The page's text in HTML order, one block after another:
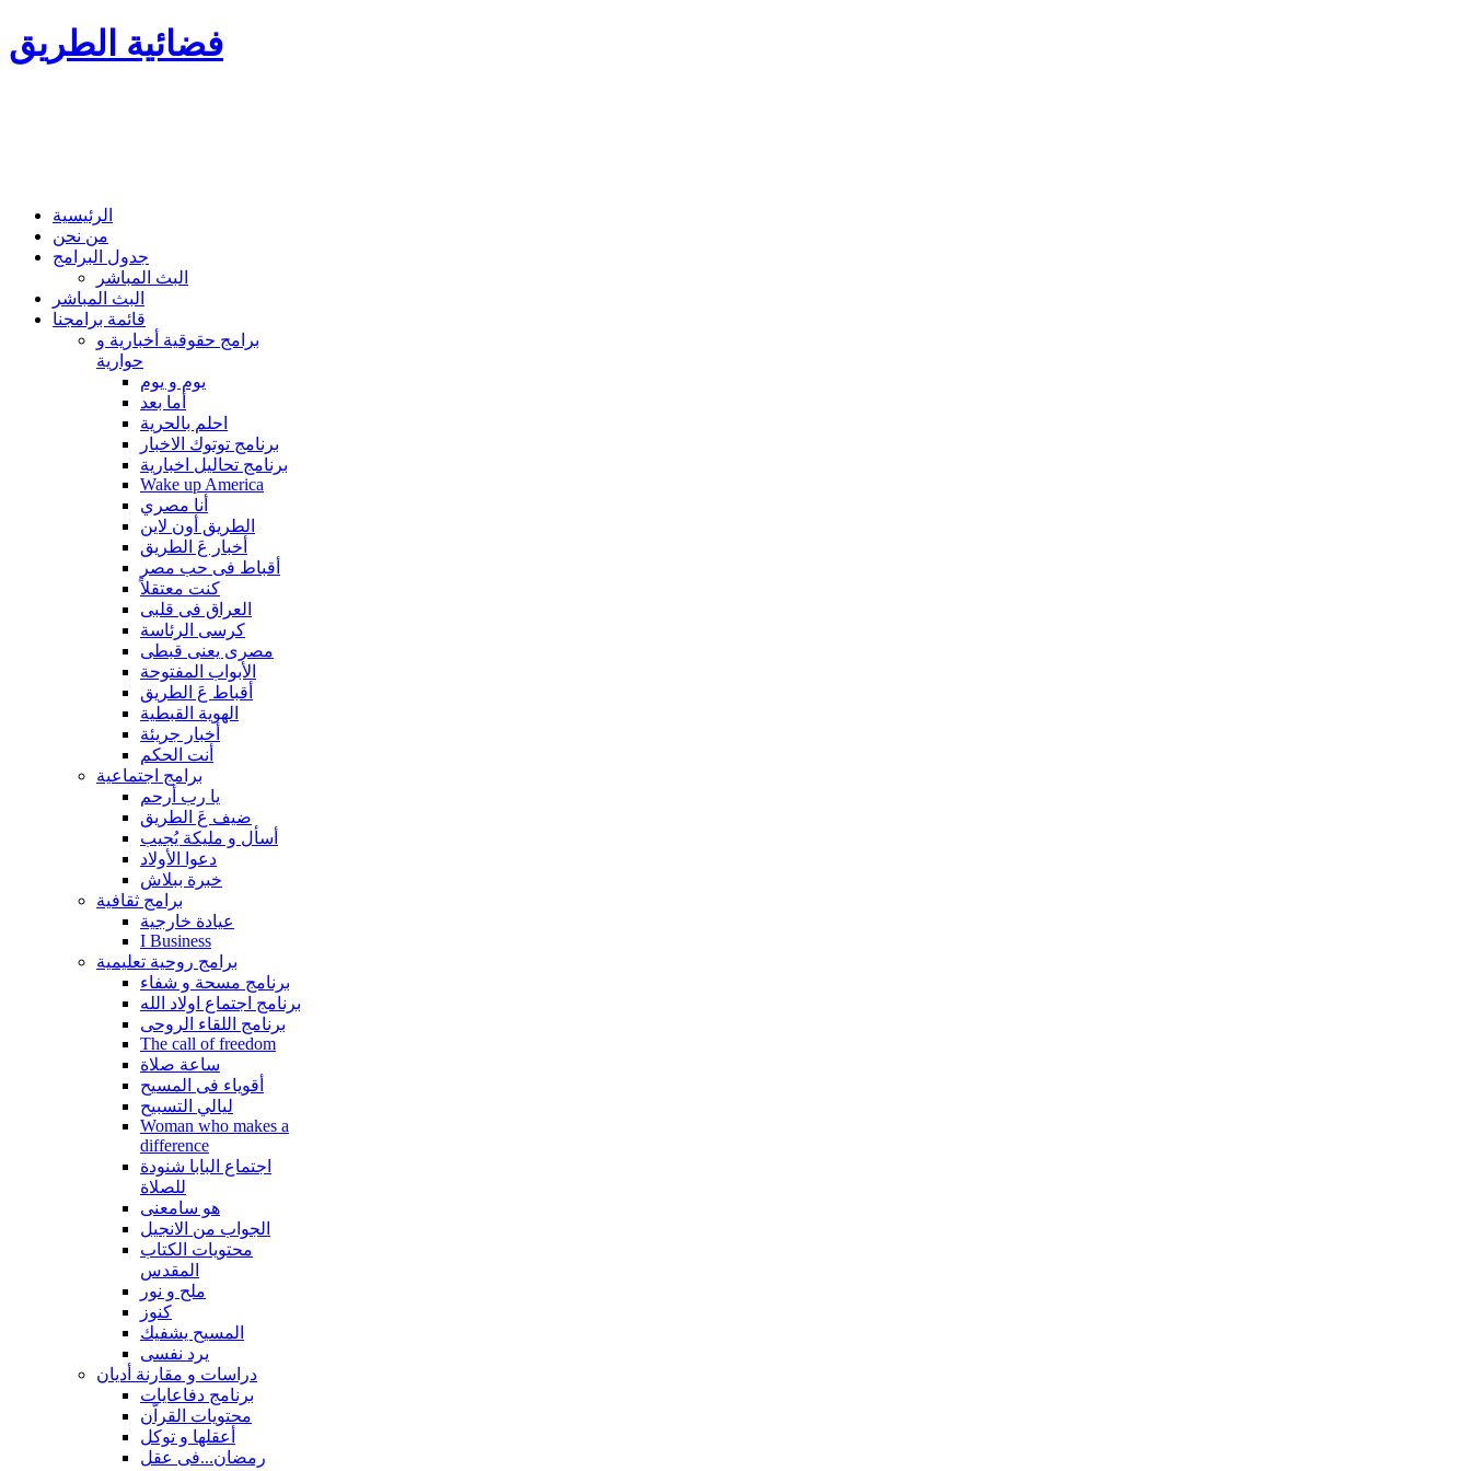
فضائية الطريق
الرئيسية
من نحن
جدول البرامج
البث المباشر
البث المباشر
قائمة برامجنا
برامج حقوقية أخبارية و
حوارية
يوم و يوم
أما بعد
احلم بالحرية
برنامج توتوك الاخبار
برنامج تحاليل اخبارية
Wake up America
أنا مصري
الطريق أون لاين
أخبار عَ الطريق
أقباط فى حب مصر
كنت معتقلاً
العراق فى قلبى
كرسى الرئاسة
مصرى يعنى قبطى
الأبواب المفتوحة
أقباط عَ الطريق
الهوية القبطية
أخبار جريئة
أنت الحكم
برامج اجتماعية
يا رب أرحم
ضيف عَ الطريق
أسأل و مليكة يُجيب
دعوا الأولاد
خبرة ببلاش
برامج ثقافية
عيادة خارجية
I Business
برامج روحية تعليمية
برنامج مسحة و شفاء
برنامج اجتماع اولاد الله
برنامج اللقاء الروحى
The call of freedom
ساعة صلاة
أقوياء فى المسيح
ليالي التسبيح
Woman who makes a
difference
اجتماع البابا شنودة
للصلاة
هو سامعنى
الجواب من الانجيل
محتويات الكتاب
المقدس
ملح و نور
كنوز
المسيح يشفيك
يرد نفسى
دراسات و مقارنة أديان
برنامج دفاعايات
محتويات القراّن
أعقلها و توكل
رمضان...فى عقل